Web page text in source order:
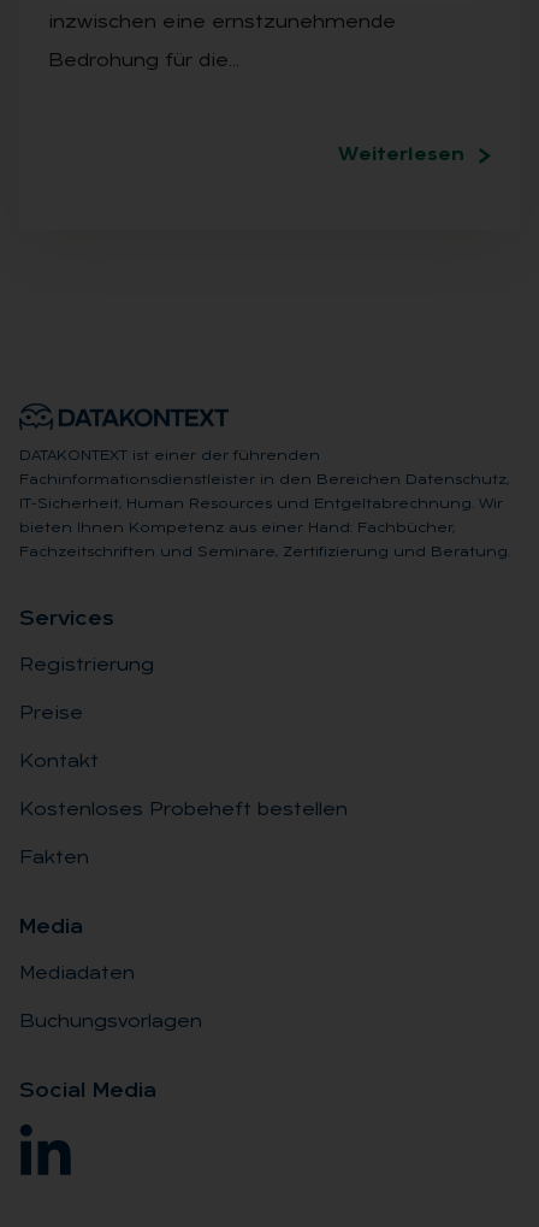
inzwischen eine ernstzunehmende
Bedrohung für die…
Weiterlesen
DATAKONTEXT ist einer der führenden
Fachinformationsdienstleister in den Bereichen Datenschutz,
IT-Sicherheit, Human Resources und Entgeltabrechnung. Wir
bieten Ihnen Kompetenz aus einer Hand: Fachbücher,
Fachzeitschriften und Seminare, Zertifizierung und Beratung.
Ser­vices
Registrierung
Preise
Kontakt
Kostenloses Probeheft bestellen
Fakten
Me­dia
Mediadaten
Buchungsvorlagen
So­ci­al Me­dia